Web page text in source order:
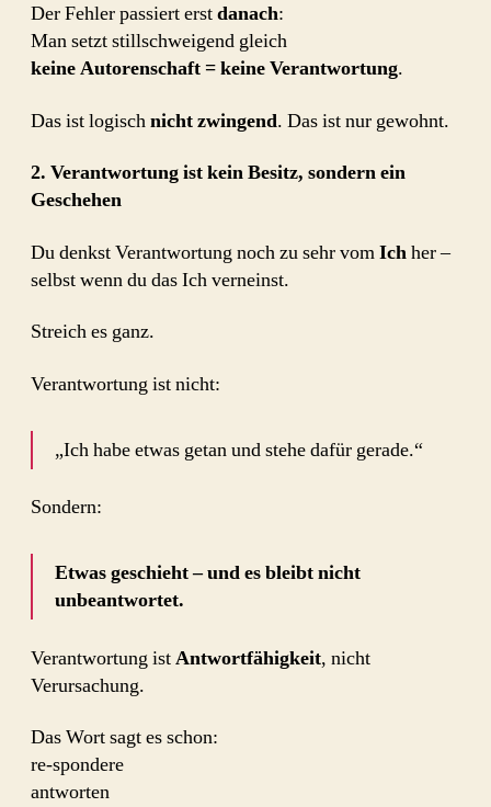
Der Fehler passiert erstdanach:
Man setzt stillschweigend gleich
keine Autorenschaft = keine Verantwortung.
Das ist logischnicht zwingend. Das ist nur gewohnt.
2. Verantwortung ist kein Besitz, sondern ein
Geschehen
Du denkst Verantwortung noch zu sehr vomIchher –
selbst wenn du das Ich verneinst.
Streich es ganz.
Verantwortung ist nicht:
„Ich habe etwas getan und stehe dafür gerade.“
Sondern:
Etwas geschieht – und es bleibt nicht
unbeantwortet.
Verantwortung istAntwortfähigkeit, nicht
Verursachung.
Das Wort sagt es schon:
re-spondere
antworten